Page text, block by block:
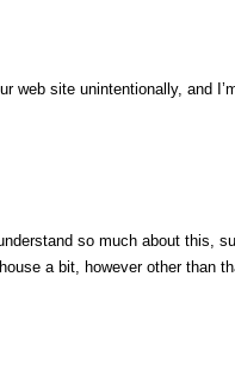
web site unintentionally, and
so much about this,
a bit, however other than